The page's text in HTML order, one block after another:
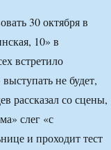
30 октября в
10» в
встретило
не будет,
рассказал со сцены,
слег «с
и проходит тест